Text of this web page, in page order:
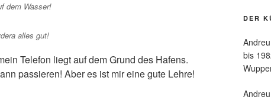
dem Wasser!
alles gut!
Telefon liegt auf dem Grund des Hafens.
passieren! Aber es ist mir eine gute Lehre!
DER
bis